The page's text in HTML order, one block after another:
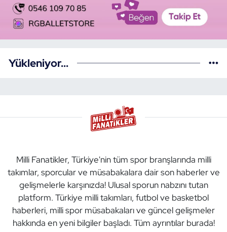
Yükleniyor...
Milli Fanatikler, Türkiye'nin tüm spor branşlarında milli
takımlar, sporcular ve müsabakalara dair son haberler ve
gelişmelerle karşınızda! Ulusal sporun nabzını tutan
platform. Türkiye milli takımları, futbol ve basketbol
haberleri, milli spor müsabakaları ve güncel gelişmeler
hakkında en yeni bilgiler başladı. Tüm ayrıntılar burada!